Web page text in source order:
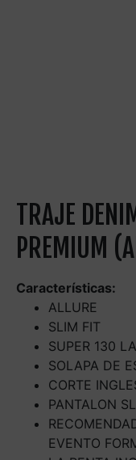
TRAJE
PREMIUM
Características:
ALLURE
SLIM FIT
SUPER 130
SOLAPA DE
CORTE
PANTALON
EVENTO